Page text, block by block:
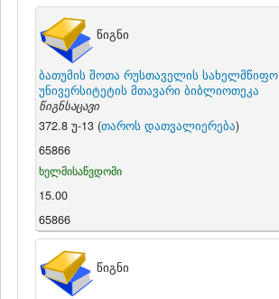
წიგნი
ბათუმის შოთა რუსთაველის სახელმწიფო
უნივერსიტეტის მთავარი ბიბლიოთეკა
წიგნსაცავი
372.8 უ-13 (თაროს დათვალიერება)
65866
ხელმისაწვდომი
15.00
65866
წიგნი